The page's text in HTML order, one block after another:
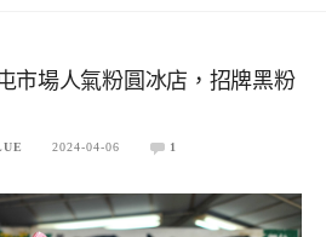
市場人氣粉圓冰店，招牌黑粉
2024-04-06 1